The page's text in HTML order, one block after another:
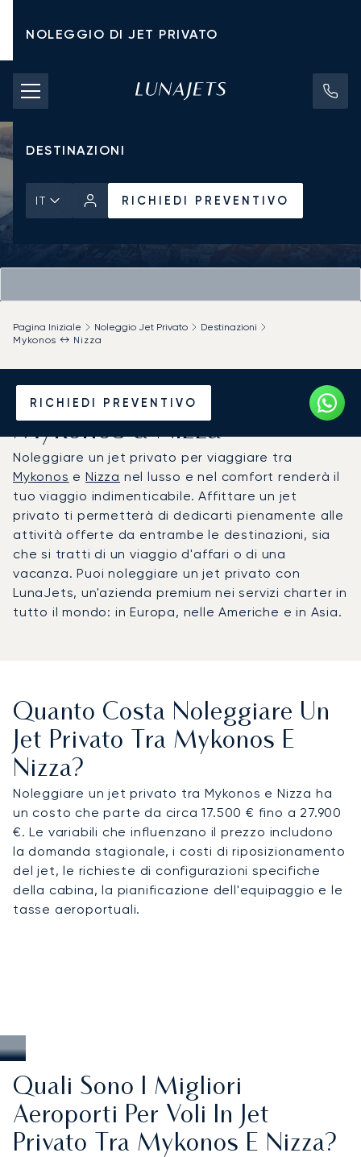
NOLEGGIO DI JET PRIVATO
TARIFFE DI NOLEGGIO
JET PRIVATI
DESTINAZIONI
IT RICHIEDI PREVENTIVO
RICHIEDI PREVENTIVO
Pagina Iniziale Noleggio Jet Privato
Destinazioni
Mykonos ↔ Nizza
Noleggia un Jet Privato da
Mykonos a Nizza
Noleggiare un jet privato per viaggiare tra
Mykonos eNizza nel lusso e nel comfort renderà il
tuo viaggio indimenticabile. Affittare un jet
privato ti permetterà di dedicarti pienamente alle
attività offerte da entrambe le destinazioni, sia
che si tratti di un viaggio d'affari o di una
vacanza. Puoi noleggiare un jet privato con
LunaJets, un'azienda premium nei servizi charter in
tutto il mondo: in Europa, nelle Americhe e in Asia.
Quanto Costa Noleggiare Un
Jet Privato Tra Mykonos E
Nizza?
Noleggiare un jet privato tra Mykonos e Nizza ha
un costo che parte da circa 17.500 € fino a 27.900
€. Le variabili che influenzano il prezzo includono
la domanda stagionale, i costi di riposizionamento
del jet, le richieste di configurazioni specifiche
della cabina, la pianificazione dell'equipaggio e le
tasse aeroportuali.
Quali Sono I Migliori
Aeroporti Per Voli In Jet
Privato Tra Mykonos E Nizza?